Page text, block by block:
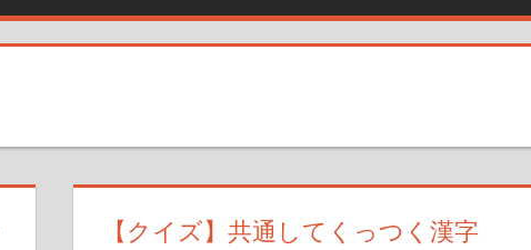
【クイズ】共通してくっつく漢字